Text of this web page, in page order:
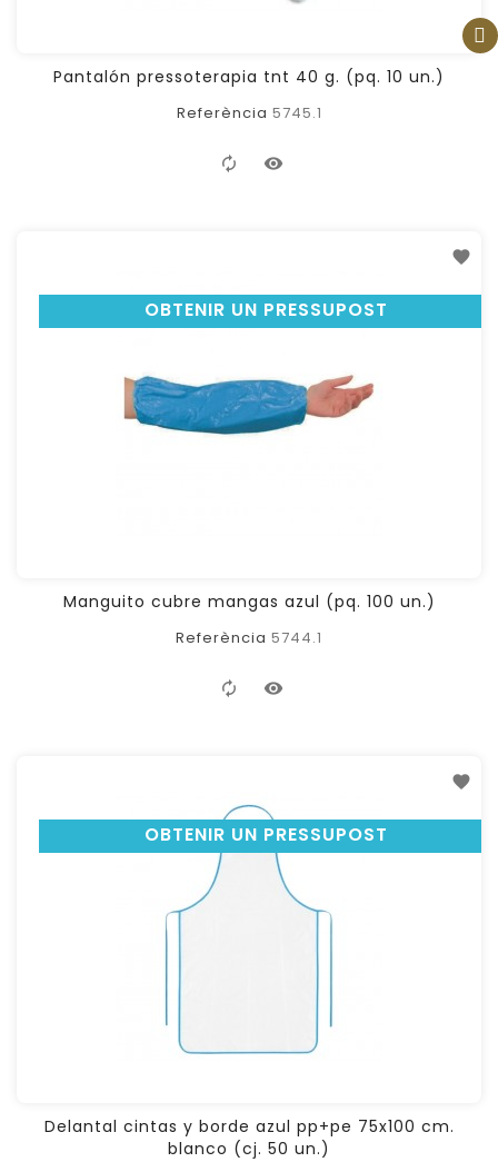
Pantalón pressoterapia tnt 40 g. (pq. 10 un.)
Referència 5745.1
OBTENIR UN PRESSUPOST
Manguito cubre mangas azul (pq. 100 un.)
Referència 5744.1
OBTENIR UN PRESSUPOST
Delantal cintas y borde azul pp+pe 75x100 cm.
blanco (cj. 50 un.)